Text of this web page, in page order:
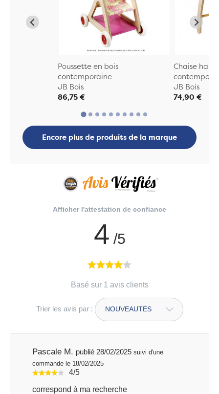
Poussette en bois
contemporaine
JB Bois
86,75 €
Chaise
JB Bois
74,90 €
Encore plus de produits de la marque
Afficher l'attestation de confiance
4 /5
Basé sur 1 avis clients
Trier les avis par :
Pascale M. publié 28/02/2025 suivi d'une
commande le 18/02/2025
4/5
correspond à ma recherche